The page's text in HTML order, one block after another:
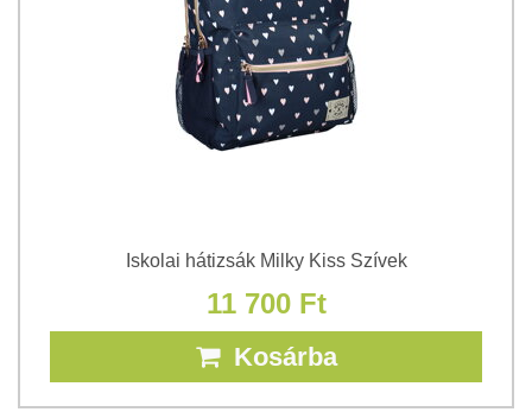
Iskolai hátizsák Milky Kiss Szívek
11 700 Ft
Kosárba